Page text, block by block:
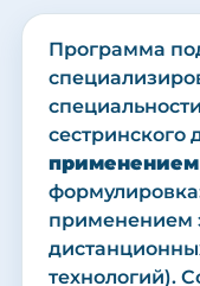
Программа
применением
технологий).